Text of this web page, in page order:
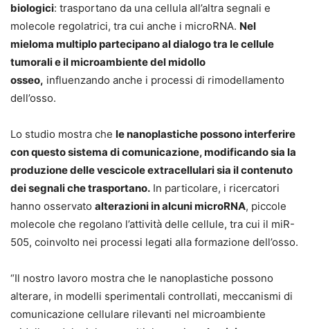
biologici: trasportano da una cellula all’altra segnali e
molecole regolatrici, tra cui anche i microRNA. Nel
mieloma multiplo partecipano al dialogo tra le cellule
tumorali e il microambiente del midollo
osseo, influenzando anche i processi di rimodellamento
dell’osso.
Lo studio mostra che le nanoplastiche possono interferire
con questo sistema di comunicazione, modificando sia la
produzione delle vescicole extracellulari sia il contenuto
dei segnali che trasportano. In particolare, i ricercatori
hanno osservato alterazioni in alcuni microRNA, piccole
molecole che regolano l’attività delle cellule, tra cui il miR-
505, coinvolto nei processi legati alla formazione dell’osso.
“Il nostro lavoro mostra che le nanoplastiche possono
alterare, in modelli sperimentali controllati, meccanismi di
comunicazione cellulare rilevanti nel microambiente